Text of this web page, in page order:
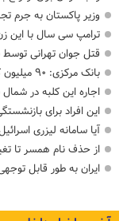
وزیر پاکستان به جرم
ترامپ سی سال با این
قتل جوان تهرانی توسط
بانک مرکزی: ۹۰ میلیون کیف پول برای ایرانی ها ساخته شد
اجاره این کلبه در شمال شبی ۸۱ میلیون
این افراد برای
آیا سامانه لیزری
از حذف نام همسر تا
ایران به طور قابل